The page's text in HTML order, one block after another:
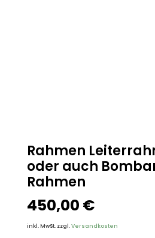
Rahmen
oder auch
Rahmen
450,00 €
inkl. MwSt. zzgl.Versandkosten